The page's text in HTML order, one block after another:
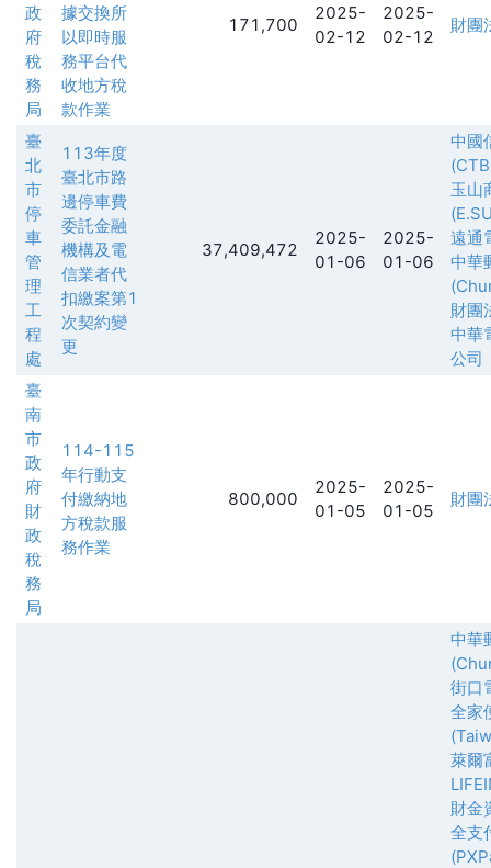
政
府
稅
務
局
據交換所
以即時服
務平台代
收地方稅
款作業
171,700
2025-
02-12
2025-
02-12
財團
臺
北
市
停
車
管
理
工
程
處
113年度
臺北市路
邊停車費
委託金融
機構及電
信業者代
扣繳案第1
次契約變
更
37,409,472
2025-
01-06
2025-
01-06
中國
玉山
遠通
中華
財團
中華
公司
臺
南
市
政
府
財
政
稅
務
局
114-115
年行動支
付繳納地
方稅款服
務作業
800,000
2025-
01-05
2025-
01-05
財團
中華
街口
全家
萊爾
財金
全支